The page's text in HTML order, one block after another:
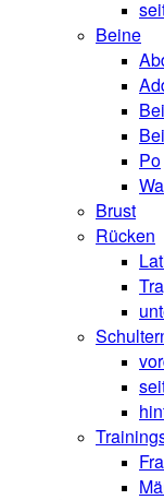
Beine
Po
Brust
Rücken